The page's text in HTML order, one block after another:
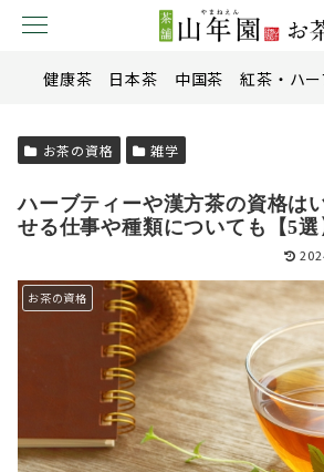
健康茶 日本茶 中国茶 紅茶・ハ
お茶の資格 雑学
ハーブティーや漢方茶の資格は
せる仕事や種類についても【5選
お茶の資格